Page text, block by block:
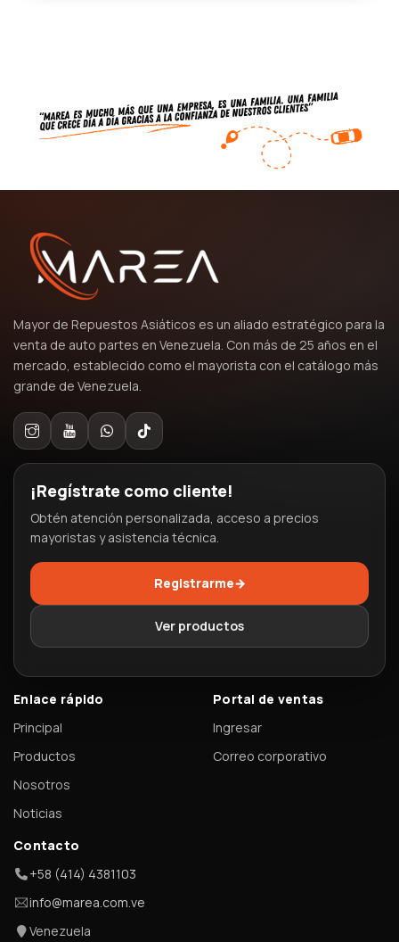
Mayor de Repuestos Asiáticos es un aliado estratégico para la
venta de auto partes en Venezuela. Con más de 25 años en el
mercado, establecido como el mayorista con el catálogo más
grande de Venezuela.
¡Regístrate como cliente!
Obtén atención personalizada, acceso a precios
mayoristas y asistencia técnica.
Registrarme→
Ver productos
Enlace rápido
Principal
Productos
Nosotros
Noticias
Portal de ventas
Ingresar
Correo corporativo
Contacto
+58 (414) 4381103
info@marea.com.ve
Venezuela